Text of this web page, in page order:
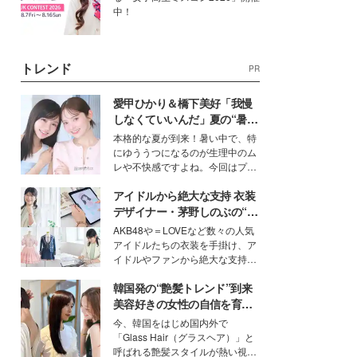
中！
トレンド PR
愛甲ひかり＆橋下美好「我慢
しなくていいんだ」夏の“暑さ
対策”の新しい選択肢とは？
本格的な夏が到来！暑い中で、特
にゆううつになるのが生理中のム
レや不快感ですよね。今回はプラ
モデル・愛甲ひかりさんと橋下美
好さんを迎えて本音で女子会トー
ク。猛暑のお出かけを快適に過ご
すヒントや、2人が感動した夏の
生理の新常識にも迫りました。
アイドルから絶大な支持 衣装
デザイナー・茅野しのぶの“可
愛い”を作る美学＜「シチズン
クロスシー」インタビュー＞
AKB48や＝LOVEなど数々の人気
アイドルたちの衣装を手掛け、ア
イドルやファンから絶大な支持を
取締役兼クリエイティブディレク
ター・茅野しのぶ。一人ひとりの
個性に寄り添い、魅力を引き出す
衣装作りは、多くの女性たちに勇
気と自信を与え続けている。
韓国発の“艶髪トレンド”到来
美容好きの女性の自信を育む
「ヘアケア事情」って？
今、韓国をはじめ国内外で
「Glass Hair（グラスヘア）」と
呼ばれる艶髪スタイルが熱い視線